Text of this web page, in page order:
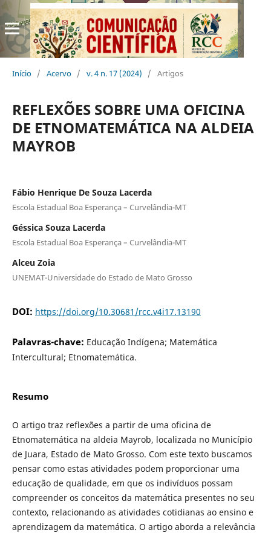
Início / Acervo / v. 4 n. 17 (2024) / Artigos
REFLEXÕES SOBRE UMA OFICINA
DE ETNOMATEMÁTICA NA ALDEIA
MAYROB
Fábio Henrique De Souza Lacerda
Escola Estadual Boa Esperança – Curvelândia-MT
Géssica Souza Lacerda
Escola Estadual Boa Esperança – Curvelândia-MT
Alceu Zoia
UNEMAT-Universidade do Estado de Mato Grosso
DOI: https://doi.org/10.30681/rcc.v4i17.13190
Palavras-chave: Educação Indígena; Matemática
Intercultural; Etnomatemática.
Resumo
O artigo traz reflexões a partir de uma oficina de
Etnomatemática na aldeia Mayrob, localizada no Município
de Juara, Estado de Mato Grosso. Com este texto buscamos
pensar como estas atividades podem proporcionar uma
educação de qualidade, em que os indivíduos possam
compreender os conceitos da matemática presentes no seu
contexto, relacionando as atividades cotidianas ao ensino e
aprendizagem da matemática. O artigo aborda a relevância